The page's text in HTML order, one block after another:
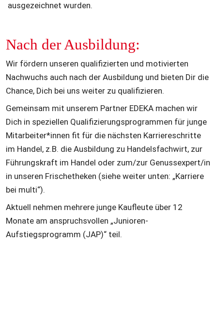
ausgezeichnet wurden.
Nach der Ausbildung:
Wir fördern unseren qualifizierten und motivierten
Nachwuchs auch nach der Ausbildung und bieten Dir die
Chance, Dich bei uns weiter zu qualifizieren.
Gemeinsam mit unserem Partner EDEKA machen wir
Dich in speziellen Qualifizierungsprogrammen für junge
Mitarbeiter*innen fit für die nächsten Karriereschritte
im Handel, z.B. die Ausbildung zu Handelsfachwirt, zur
Führungskraft im Handel oder zum/zur Genussexpert/in
in unseren Frischetheken (siehe weiter unten: „Karriere
bei multi“).
Aktuell nehmen mehrere junge Kaufleute über 12
Monate am anspruchsvollen „Junioren-
Aufstiegsprogramm (JAP)“ teil.